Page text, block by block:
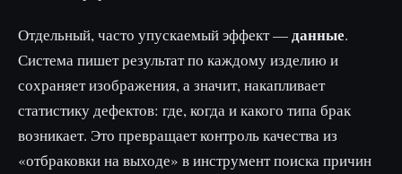
Отдельный, часто упускаемый эффект —данные.
Система пишет результат по каждому изделию и
сохраняет изображения, а значит, накапливает
статистику дефектов: где, когда и какого типа брак
возникает. Это превращает контроль качества из
«отбраковки на выходе» в инструмент поиска причин